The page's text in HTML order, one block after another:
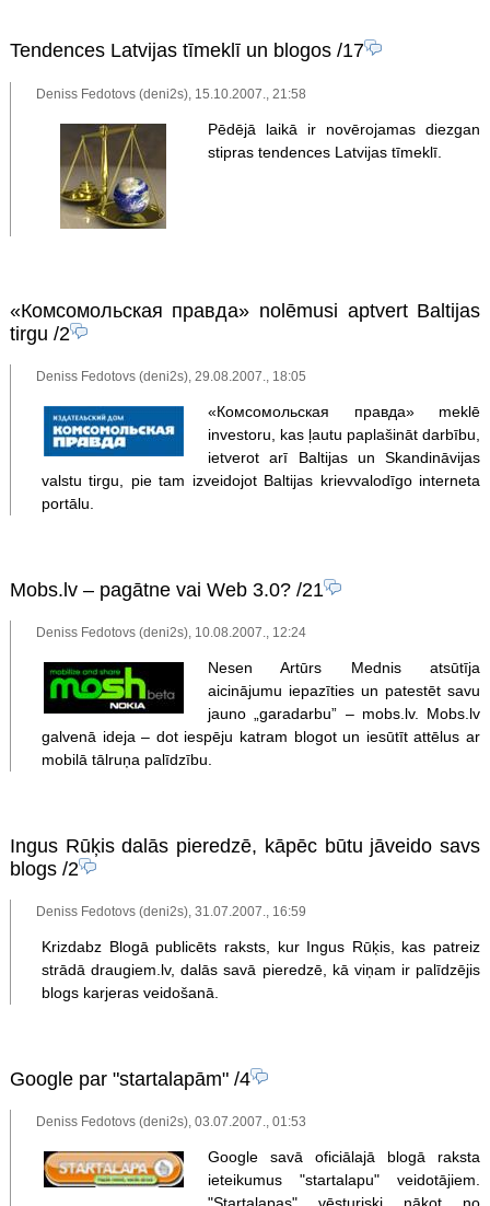
Tendences Latvijas tīmeklī un blogos/17
Deniss Fedotovs (deni2s), 15.10.2007., 21:58
Pēdējā laikā ir novērojamas diezgan
stipras tendences Latvijas tīmeklī.
«Комсомольская правда» nolēmusi aptvert Baltijas
tirgu /2
Deniss Fedotovs (deni2s), 29.08.2007., 18:05
«Комсомольская правда» meklē
investoru, kas ļautu paplašināt darbību,
ietverot arī Baltijas un Skandināvijas
valstu tirgu, pie tam izveidojot Baltijas krievvalodīgo interneta
portālu.
Mobs.lv – pagātne vai Web 3.0?/21
Deniss Fedotovs (deni2s), 10.08.2007., 12:24
Nesen Artūrs Mednis atsūtīja
aicinājumu iepazīties un patestēt savu
jauno „garadarbu” – mobs.lv. Mobs.lv
galvenā ideja – dot iespēju katram blogot un iesūtīt attēlus ar
mobilā tālruņa palīdzību.
Ingus Rūķis dalās pieredzē, kāpēc būtu jāveido savs
blogs/2
Deniss Fedotovs (deni2s), 31.07.2007., 16:59
Krizdabz Blogā publicēts raksts, kur Ingus Rūķis, kas patreiz
strādā draugiem.lv, dalās savā pieredzē, kā viņam ir palīdzējis
blogs karjeras veidošanā.
Google par "startalapām"/4
Deniss Fedotovs (deni2s), 03.07.2007., 01:53
Google savā oficiālajā blogā raksta
ieteikumus "startalapu" veidotājiem.
"Startalapas" vēsturiski nākot no